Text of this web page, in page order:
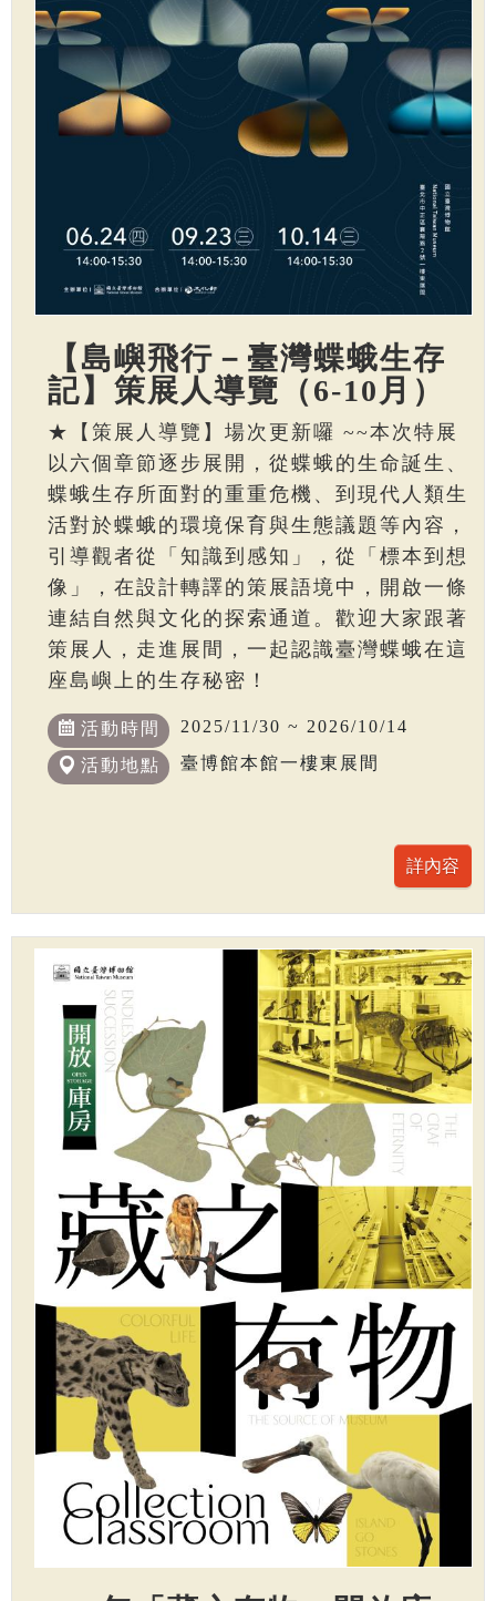
【島嶼飛行－臺灣蝶蛾生存
記】策展人導覽（6-10月）
★【策展人導覽】場次更新囉 ~~本次特展
以六個章節逐步展開，從蝶蛾的生命誕生、
蝶蛾生存所面對的重重危機、到現代人類生
活對於蝶蛾的環境保育與生態議題等內容，
引導觀者從「知識到感知」，從「標本到想
像」，在設計轉譯的策展語境中，開啟一條
連結自然與文化的探索通道。歡迎大家跟著
策展人，走進展間，一起認識臺灣蝶蛾在這
座島嶼上的生存秘密！
活動時間 2025/11/30 ~ 2026/10/14
活動地點 臺博館本館一樓東展間